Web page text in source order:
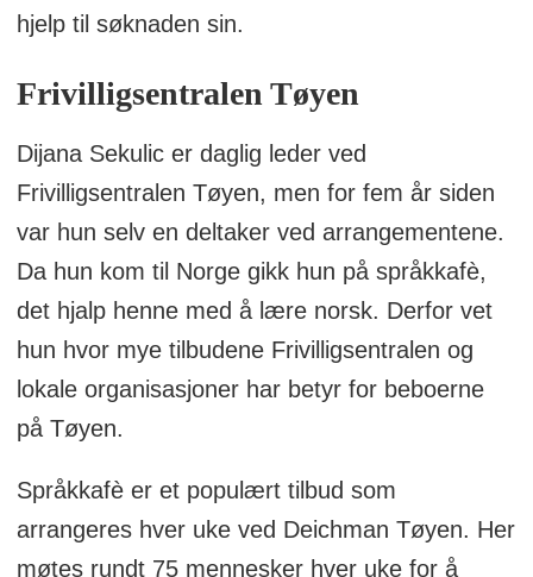
hjelp til søknaden sin.
Frivilligsentralen Tøyen
Dijana Sekulic er daglig leder ved
Frivilligsentralen Tøyen, men for fem år siden
var hun selv en deltaker ved arrangementene.
Da hun kom til Norge gikk hun på språkkafè,
det hjalp henne med å lære norsk. Derfor vet
hun hvor mye tilbudene Frivilligsentralen og
lokale organisasjoner har betyr for beboerne
på Tøyen.
Språkkafè er et populært tilbud som
arrangeres hver uke ved Deichman Tøyen. Her
møtes rundt 75 mennesker hver uke for å